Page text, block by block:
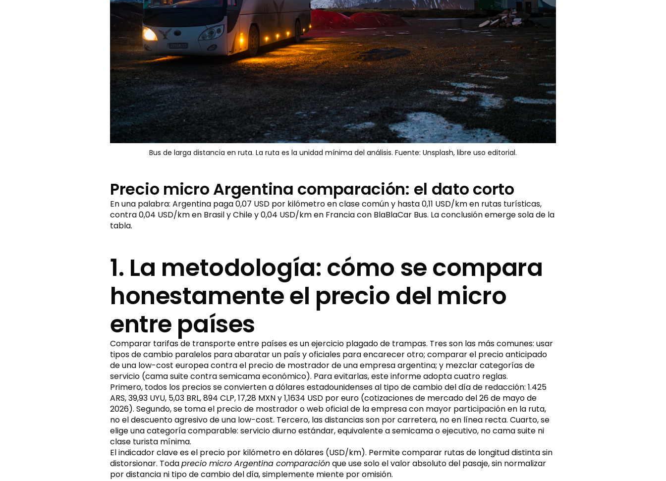
Bus de larga distancia en ruta. La ruta es la unidad mínima del análisis. Fuente: Unsplash, libre uso editorial.
Precio micro Argentina comparación: el dato corto
En una palabra: Argentina paga 0,07 USD por kilómetro en clase común y hasta 0,11 USD/km en rutas turísticas,
contra 0,04 USD/km en Brasil y Chile y 0,04 USD/km en Francia con BlaBlaCar Bus. La conclusión emerge sola de la
tabla.
1. La metodología: cómo se compara
honestamente el precio del micro
entre países
Comparar tarifas de transporte entre países es un ejercicio plagado de trampas. Tres son las más comunes: usar
tipos de cambio paralelos para abaratar un país y oficiales para encarecer otro; comparar el precio anticipado
de una low-cost europea contra el precio de mostrador de una empresa argentina; y mezclar categorías de
servicio (cama suite contra semicama económico). Para evitarlas, este informe adopta cuatro reglas.
Primero, todos los precios se convierten a dólares estadounidenses al tipo de cambio del día de redacción: 1.425
ARS, 39,93 UYU, 5,03 BRL, 894 CLP, 17,28 MXN y 1,1634 USD por euro (cotizaciones de mercado del 26 de mayo de
2026). Segundo, se toma el precio de mostrador o web oficial de la empresa con mayor participación en la ruta,
no el descuento agresivo de una low-cost. Tercero, las distancias son por carretera, no en línea recta. Cuarto, se
elige una categoría comparable: servicio diurno estándar, equivalente a semicama o ejecutivo, no cama suite ni
clase turista mínima.
El indicador clave es el precio por kilómetro en dólares (USD/km). Permite comparar rutas de longitud distinta sin
distorsionar. Todaprecio micro Argentina comparaciónque use solo el valor absoluto del pasaje, sin normalizar
por distancia ni tipo de cambio del día, simplemente miente por omisión.